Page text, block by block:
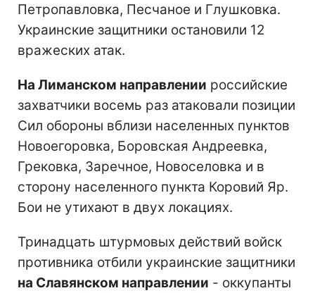
Петропавловка, Песчаное и Глушковка.
Украинские защитники остановили 12
вражеских атак.
На Лиманском направлении российские
захватчики восемь раз атаковали позиции
Сил обороны вблизи населенных пунктов
Новоегоровка, Боровская Андреевка,
Грековка, Заречное, Новоселовка и в
сторону населенного пункта Коровий Яр.
Бои не утихают в двух локациях.
Тринадцать штурмовых действий войск
противника отбили украинские защитники
на Славянском направлении - оккупанты